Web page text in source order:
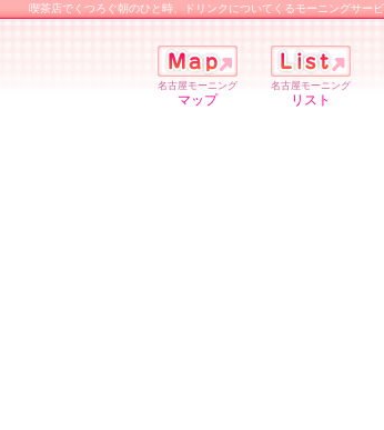
喫茶店でくつろぐ朝のひと時、ドリンクについてくるモーニングサービ
名古屋モーニング
マップ
名古屋モーニング
リスト